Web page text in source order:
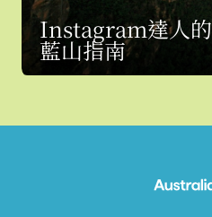
Instagram達人的
藍山指南